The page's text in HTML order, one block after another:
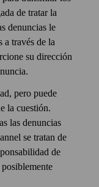
de tratar la
denuncias le
a través de la
su dirección
pero puede
la cuestión.
las denuncias
se tratan de
de